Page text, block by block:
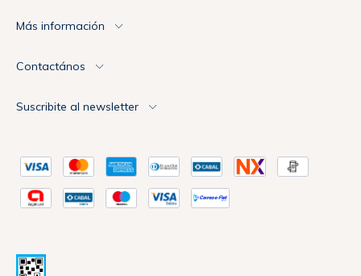
Más información
Contactános
Suscribite al newsletter